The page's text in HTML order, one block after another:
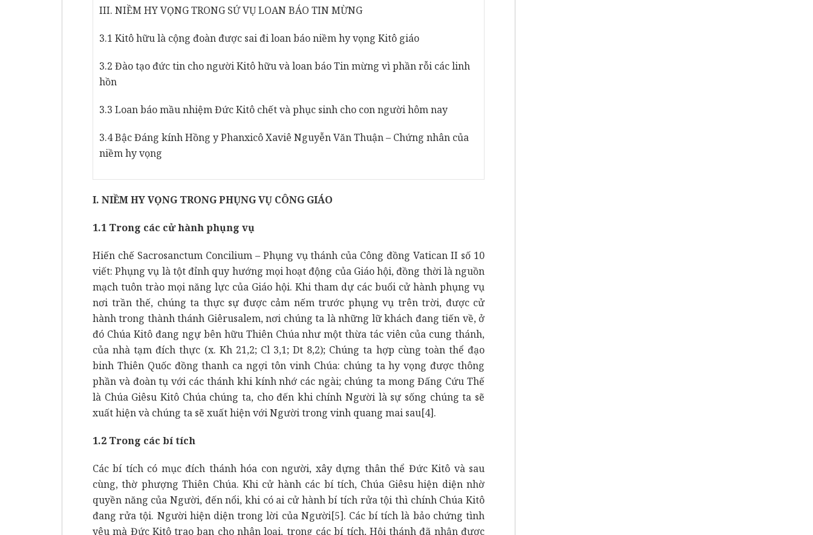
III. NIỀM HY VỌNG TRONG SỨ VỤ LOAN BÁO TIN MỪNG
3.1 Kitô hữu là cộng đoàn được sai đi loan báo niềm hy vọng Kitô giáo
3.2 Đào tạo đức tin cho người Kitô hữu và loan báo Tin mừng vì phần rỗi các linh
hồn
3.3 Loan báo mầu nhiệm Đức Kitô chết và phục sinh cho con người hôm nay
3.4 Bậc Đáng kính Hồng y Phanxicô Xaviê Nguyễn Văn Thuận – Chứng nhân của
niềm hy vọng
I. NIỀM HY VỌNG TRONG PHỤNG VỤ CÔNG GIÁO
1.1 Trong các cử hành phụng vụ
Hiến chế Sacrosanctum Concilium – Phụng vụ thánh của Công đồng Vatican II số 10
viết: Phụng vụ là tột đỉnh quy hướng mọi hoạt động của Giáo hội, đồng thời là nguồn
mạch tuôn trào mọi năng lực của Giáo hội. Khi tham dự các buổi cử hành phụng vụ
nơi trần thế, chúng ta thực sự được cảm nếm trước phụng vụ trên trời, được cử
hành trong thành thánh Giêrusalem, nơi chúng ta là những lữ khách đang tiến về, ở
đó Chúa Kitô đang ngự bên hữu Thiên Chúa như một thừa tác viên của cung thánh,
của nhà tạm đích thực (x. Kh 21,2; Cl 3,1; Dt 8,2); Chúng ta hợp cùng toàn thể đạo
binh Thiên Quốc đồng thanh ca ngợi tôn vinh Chúa: chúng ta hy vọng được thông
phần và đoàn tụ với các thánh khi kính nhớ các ngài; chúng ta mong Đấng Cứu Thế
là Chúa Giêsu Kitô Chúa chúng ta, cho đến khi chính Người là sự sống chúng ta sẽ
xuất hiện và chúng ta sẽ xuất hiện với Người trong vinh quang mai sau[4].
1.2 Trong các bí tích
Các bí tích có mục đích thánh hóa con người, xây dựng thân thể Đức Kitô và sau
cùng, thờ phượng Thiên Chúa. Khi cử hành các bí tích, Chúa Giêsu hiện diện nhờ
quyền năng của Người, đến nổi, khi có ai cử hành bí tích rửa tội thì chính Chúa Kitô
đang rửa tội. Người hiện diện trong lời của Người[5]. Các bí tích là bảo chứng tình
yêu mà Đức Kitô trao ban cho nhân loại, trong các bí tích, Hội thánh đã nhận được